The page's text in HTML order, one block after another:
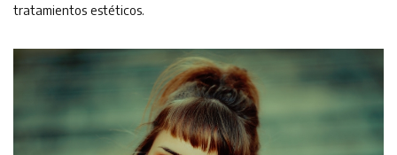
tratamientos estéticos.